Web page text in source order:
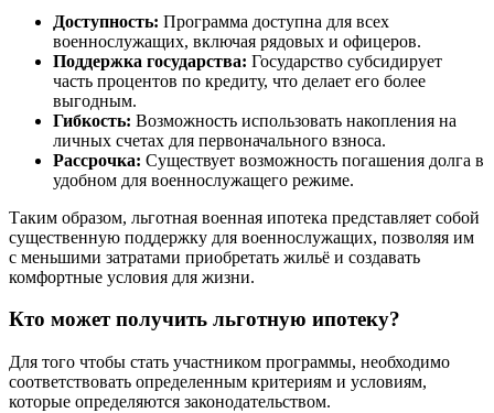
Доступность: Программа доступна для всех
военнослужащих, включая рядовых и офицеров.
Поддержка государства: Государство субсидирует
часть процентов по кредиту, что делает его более
выгодным.
Гибкость: Возможность использовать накопления на
личных счетах для первоначального взноса.
Рассрочка: Существует возможность погашения долга в
удобном для военнослужащего режиме.
Таким образом, льготная военная ипотека представляет собой
существенную поддержку для военнослужащих, позволяя им
с меньшими затратами приобретать жильё и создавать
комфортные условия для жизни.
Кто может получить льготную ипотеку?
Для того чтобы стать участником программы, необходимо
соответствовать определенным критериям и условиям,
которые определяются законодательством.